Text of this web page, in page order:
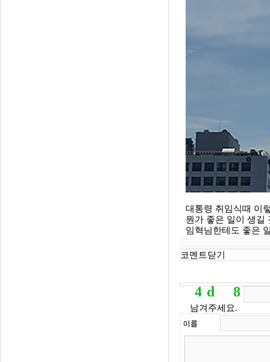
대통령 취임식때 이
뭔가 좋은 일이 생길
임혁님한테도 좋은
코멘트닫기
4 d 8
남겨주세요.